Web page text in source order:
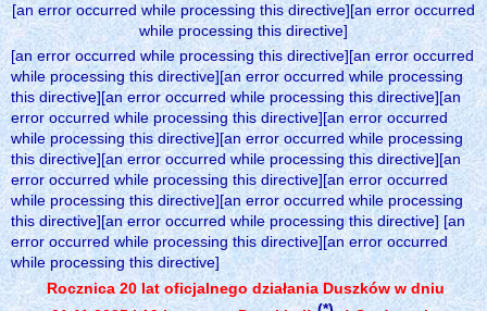
[an error occurred while processing this directive][an error occurred
while processing this directive]
[an error occurred while processing this directive][an error occurred
while processing this directive][an error occurred while processing
this directive][an error occurred while processing this directive][an
error occurred while processing this directive][an error occurred
while processing this directive][an error occurred while processing
this directive][an error occurred while processing this directive][an
error occurred while processing this directive][an error occurred
while processing this directive][an error occurred while processing
this directive][an error occurred while processing this directive] [an
error occurred while processing this directive][an error occurred
while processing this directive]
Rocznica 20 lat oficjalnego działania Duszków w dniu